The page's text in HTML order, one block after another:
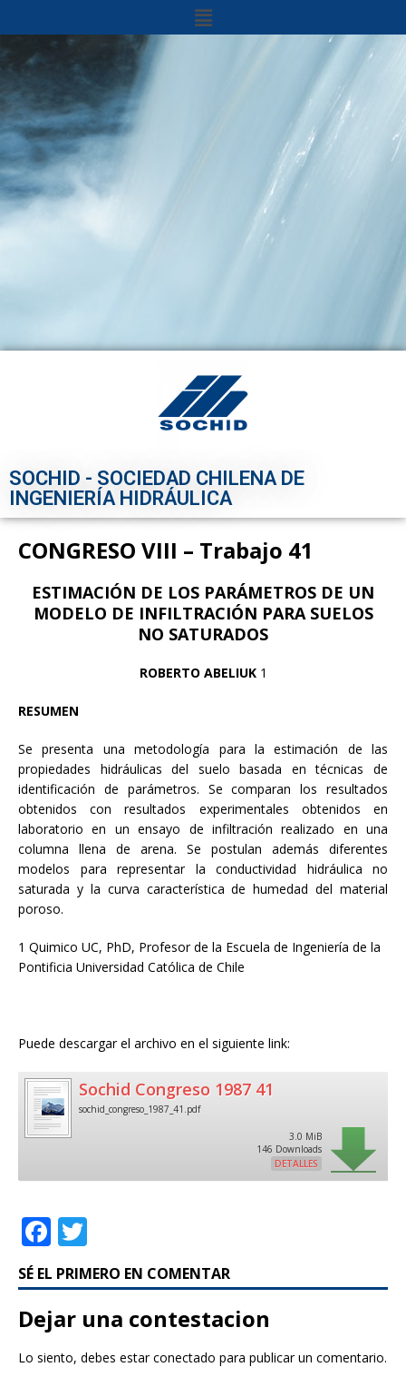
SOCHID - SOCIEDAD CHILENA DE
INGENIERÍA HIDRÁULICA
CONGRESO VIII – Trabajo 41
ESTIMACIÓN DE LOS PARÁMETROS DE UN
MODELO DE INFILTRACIÓN PARA SUELOS
NO SATURADOS
ROBERTO ABELIUK 1
RESUMEN
Se presenta una metodología para la estimación de las
propiedades hidráulicas del suelo basada en técnicas de
identificación de parámetros. Se comparan los resultados
obtenidos con resultados experimentales obtenidos en
laboratorio en un ensayo de infiltración realizado en una
columna llena de arena. Se postulan además diferentes
modelos para representar la conductividad hidráulica no
saturada y la curva característica de humedad del material
poroso.
1 Quimico UC, PhD, Profesor de la Escuela de Ingeniería de la
Pontificia Universidad Católica de Chile
Puede descargar el archivo en el siguiente link:
Sochid Congreso 1987 41
sochid_congreso_1987_41.pdf
3.0 MiB
146 Downloads
DETALLES
F
a
c
e
b
w
it
te
r
SÉ EL PRIMERO EN COMENTAR
Dejar una contestacion
Lo siento, debes estarconectado para publicar un comentario.